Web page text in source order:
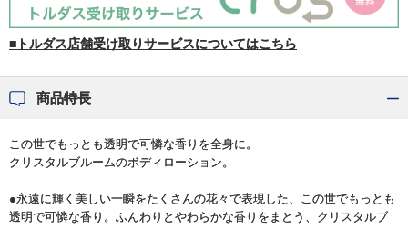
■トルダス店舗受け取りサービスについてはこちら
商品特長
この世でもっとも透明で可憐な香りを全身に。
クリスタルブルームのボディローション。
●永遠に輝く美しい一瞬をたくさんの花々で表現した、この世でもっとも
透明で可憐な香り。ふんわりとやわらかな香りをまとう、クリスタルブ